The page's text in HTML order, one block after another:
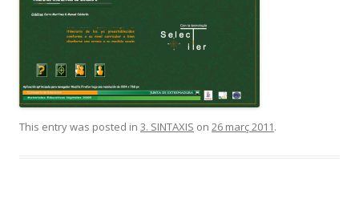
This entry was posted in 3. SINTAXIS on 26 març 2011.